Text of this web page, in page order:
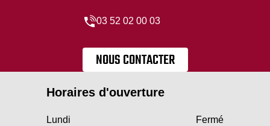
03 52 02 00 03
NOUS CONTACTER
Horaires d'ouverture
Lundi
Fermé